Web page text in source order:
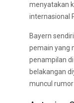
menyatakan
internasional
Bayern
pemain yang
penampilan
belakangan
muncul rumor